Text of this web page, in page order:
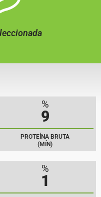
%
9
PROTEÍNA BRUTA
(MÍN)
%
1